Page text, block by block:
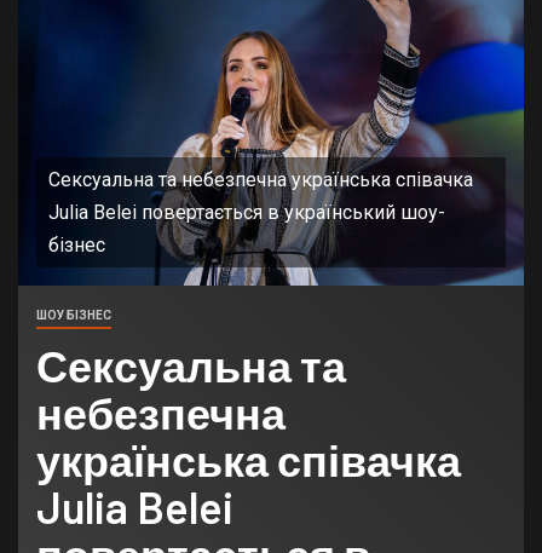
Сексуальна та небезпечна українська співачка
Julia Belei повертається в український шоу-
бізнес
ШОУ БІЗНЕС
Сексуальна та
небезпечна
українська співачка
Julia Belei